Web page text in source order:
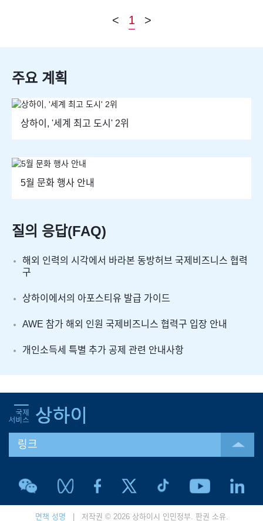
< 1 >
주요 계획
상하이, '세계 최고 도시' 2위
5월 문화 행사 안내
질의 응답(FAQ)
해외 인력의 시각에서 바라본 동방허브 국제비즈니스 협력
구
상하이에서의 아포스티유 발급 가이드
AWE 참가 해외 인원 국제비즈니스 협력구 입장 안내
개인소득세 특별 추가 공제 관련 안내사항
링크
면책 성명 | 저작권 © 2026 상하이시 인민정부. 판권 소유.